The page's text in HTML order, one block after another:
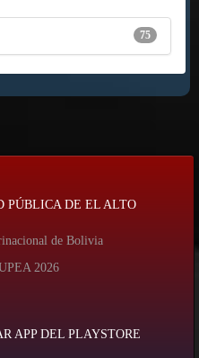
75
PÚBLICA DE EL ALTO
de Bolivia
2026
APP DEL PLAYSTORE